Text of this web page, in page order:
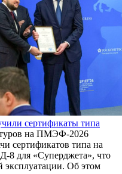
сертификаты типа
на ПМЭФ-2026
сертификатов типа на
8 для «Суперджета», что
эксплуатации. Об этом